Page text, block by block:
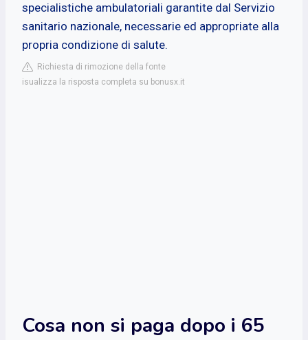
specialistiche ambulatoriali garantite dal Servizio
sanitario nazionale, necessarie ed appropriate alla
propria condizione di salute.
Richiesta di rimozione della fonte
isualizza la risposta completa su bonusx.it
Cosa non si paga dopo i 65